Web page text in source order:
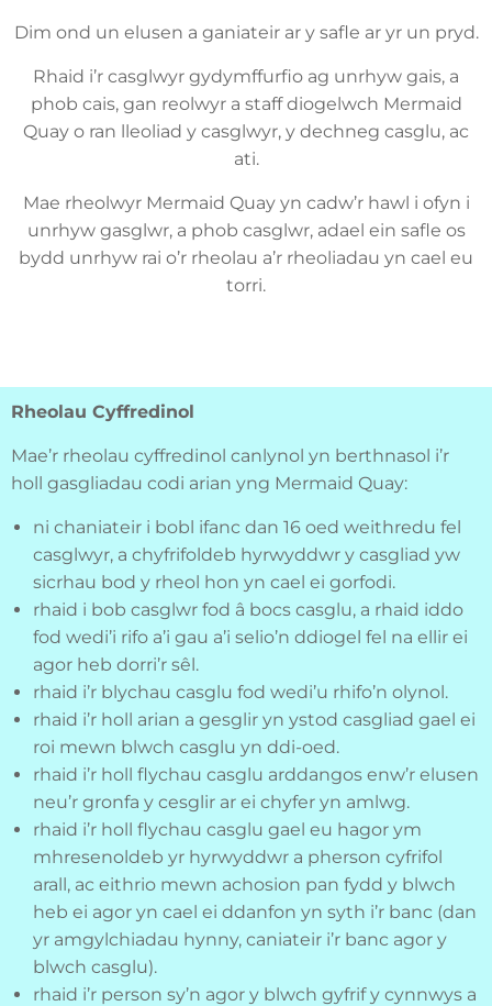
Dim ond un elusen a ganiateir ar y safle ar yr un pryd.
Rhaid i’r casglwyr gydymffurfio ag unrhyw gais, a
phob cais, gan reolwyr a staff diogelwch Mermaid
Quay o ran lleoliad y casglwyr, y dechneg casglu, ac
ati.
Mae rheolwyr Mermaid Quay yn cadw’r hawl i ofyn i
unrhyw gasglwr, a phob casglwr, adael ein safle os
bydd unrhyw rai o’r rheolau a’r rheoliadau yn cael eu
torri.
Rheolau Cyffredinol
Mae’r rheolau cyffredinol canlynol yn berthnasol i’r
holl gasgliadau codi arian yng Mermaid Quay:
ni chaniateir i bobl ifanc dan 16 oed weithredu fel
casglwyr, a chyfrifoldeb hyrwyddwr y casgliad yw
sicrhau bod y rheol hon yn cael ei gorfodi.
rhaid i bob casglwr fod â bocs casglu, a rhaid iddo
fod wedi’i rifo a’i gau a’i selio’n ddiogel fel na ellir ei
agor heb dorri’r sêl.
rhaid i’r blychau casglu fod wedi’u rhifo’n olynol.
rhaid i’r holl arian a gesglir yn ystod casgliad gael ei
roi mewn blwch casglu yn ddi-oed.
rhaid i’r holl flychau casglu arddangos enw’r elusen
neu’r gronfa y cesglir ar ei chyfer yn amlwg.
rhaid i’r holl flychau casglu gael eu hagor ym
mhresenoldeb yr hyrwyddwr a pherson cyfrifol
arall, ac eithrio mewn achosion pan fydd y blwch
heb ei agor yn cael ei ddanfon yn syth i’r banc (dan
yr amgylchiadau hynny, caniateir i’r banc agor y
blwch casglu).
rhaid i’r person sy’n agor y blwch gyfrif y cynnwys a